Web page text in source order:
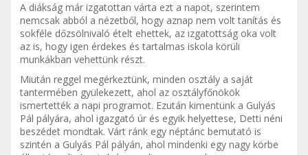
A diákság már izgatottan várta ezt a napot, szerintem
nemcsak abból a nézetből, hogy aznap nem volt tanítás és
sokféle dőzsölnivaló ételt ehettek, az izgatottság oka volt
az is, hogy igen érdekes és tartalmas iskola körüli
munkákban vehettünk részt.
Miután reggel megérkeztünk, minden osztály a saját
tantermében gyülekezett, ahol az osztályfőnökök
ismertették a napi programot. Ezután kimentünk a Gulyás
Pál pályára, ahol igazgató úr és egyik helyettese, Detti néni
beszédet mondtak. Várt ránk egy néptánc bemutató is
szintén a Gulyás Pál pályán, ahol mindenki egy nagy körbe